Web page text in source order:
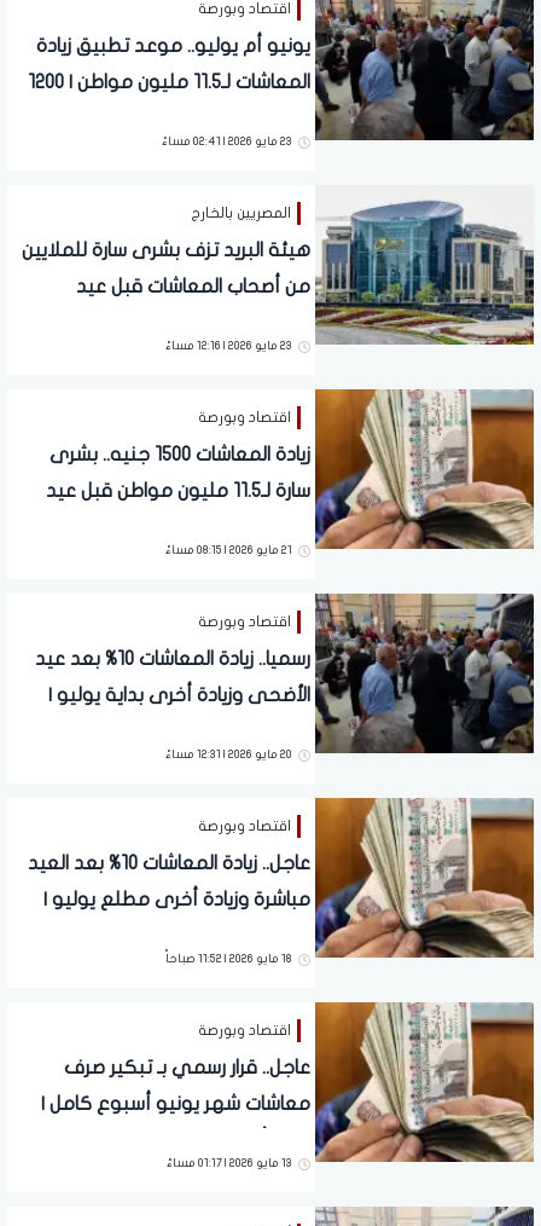
اقتصاد وبورصة
يونيو أم يوليو.. موعد تطبيق زيادة
المعاشات لـ11.5 مليون مواطن | 1200
23 مايو 2026 | 02:41 مساءً
المصريين بالخارج
هيئة البريد تزف بشرى سارة للملايين
من أصحاب المعاشات قبل عيد
23 مايو 2026 | 12:16 مساءً
اقتصاد وبورصة
زيادة المعاشات 1500 جنيه.. بشرى
سارة لـ11.5 مليون مواطن قبل عيد
21 مايو 2026 | 08:15 مساءً
اقتصاد وبورصة
رسميا.. زيادة المعاشات 10% بعد عيد
الأضحى وزيادة أخرى بداية يوليو |
20 مايو 2026 | 12:31 مساءً
اقتصاد وبورصة
عاجل.. زيادة المعاشات 10% بعد العيد
مباشرة وزيادة أخرى مطلع يوليو |
18 مايو 2026 | 11:52 صباحاً
اقتصاد وبورصة
عاجل.. قرار رسمي بـ تبكير صرف
معاشات شهر يونيو أسبوع كامل |
13 مايو 2026 | 01:17 مساءً